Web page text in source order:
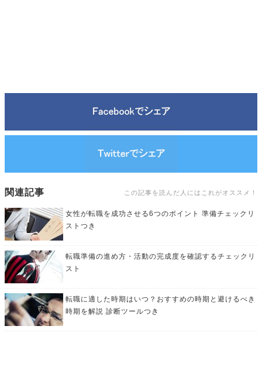
関連記事 この記事を読んだ人にはこれがオススメ！
女性が転職を成功させる6つのポイント 準備チェックリ
ストつき
転職準備の進め方・活動の完成度を確認するチェックリ
スト
転職に適した時期はいつ？おすすめの時期と避けるべき
時期を解説 診断ツールつき